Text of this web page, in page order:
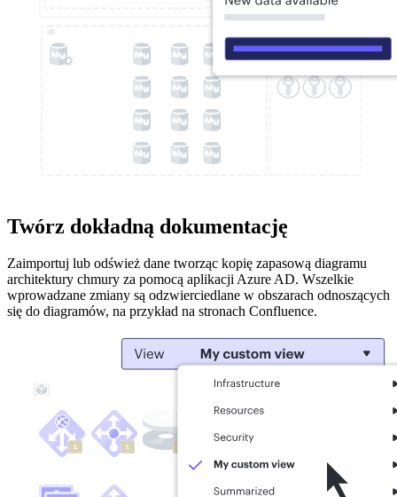
Twórz dokładną dokumentację
Zaimportuj lub odśwież dane tworząc kopię zapasową diagramu
architektury chmury za pomocą aplikacji Azure AD. Wszelkie
wprowadzane zmiany są odzwierciedlane w obszarach odnoszących
się do diagramów, na przykład na stronach Confluence.